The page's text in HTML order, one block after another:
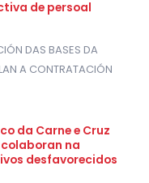
de persoal
DAS BASES DA
A CONTRATACIÓN
da Carne e Cruz
na
desfavorecidos